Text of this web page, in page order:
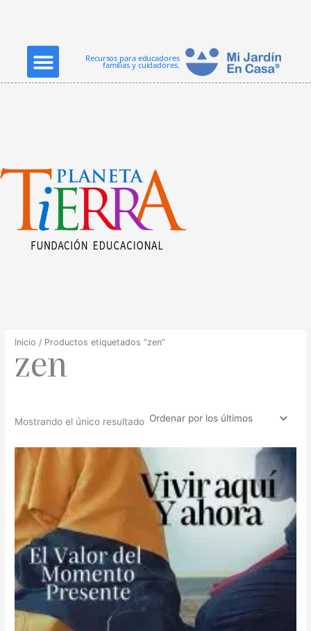
Recursos para educadores
familias y cuidadores.
Menu
Inicio / Productos etiquetados “zen”
zen
Mostrando el único resultado